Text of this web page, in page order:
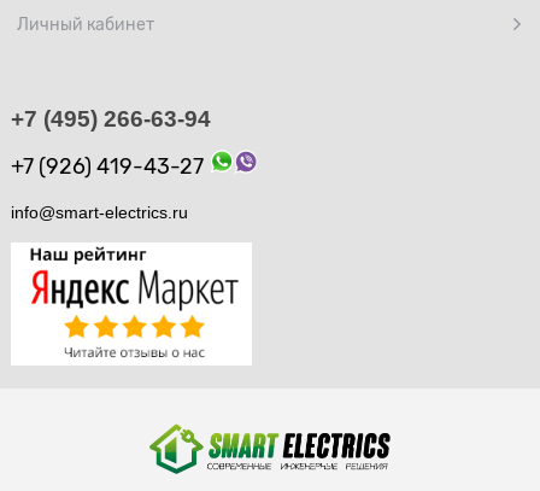
Личный кабинет
+7 (495) 266-63-94
+7 (926) 419-43-27
info@smart-electrics.ru